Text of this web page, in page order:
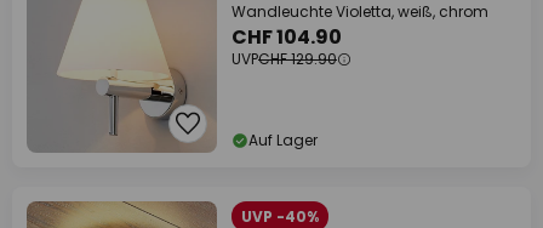
Wandleuchte Violetta, weiß, chrom
CHF 104.90
UVPCHF 129.90
Auf Lager
UVP -40%